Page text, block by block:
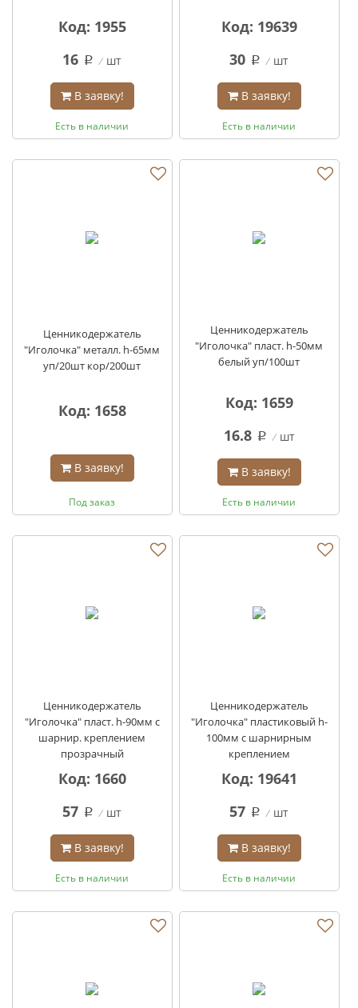
Код: 1955
16 q шт
В заявку!
Есть в наличии
Код: 19639
30 q шт
В заявку!
Есть в наличии
Ценникодержатель
"Иголочка" металл. h-65мм
уп/20шт кор/200шт
Код: 1658
В заявку!
Под заказ
Ценникодержатель
"Иголочка" пласт. h-50мм
белый уп/100шт
Код: 1659
16.8 q шт
В заявку!
Есть в наличии
Ценникодержатель
"Иголочка" пласт. h-90мм с
шарнир. креплением
прозрачный
Код: 1660
57 q шт
В заявку!
Есть в наличии
Ценникодержатель
"Иголочка" пластиковый h-
100мм с шарнирным
креплением
Код: 19641
57 q шт
В заявку!
Есть в наличии